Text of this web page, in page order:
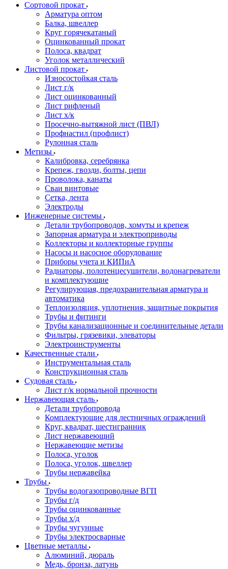
Сортовой прокат
Арматура оптом
Балка, швеллер
Круг горячекатаный
Оцинкованный прокат
Полоса, квадрат
Уголок металлический
Листовой прокат
Износостойкая сталь
Лист г/к
Лист оцинкованный
Лист рифленый
Лист х/к
Просечно-вытяжной лист (ПВЛ)
Профнастил (профлист)
Рулонная сталь
Метизы
Калибровка, серебрянка
Крепеж, гвозди, болты, цепи
Проволока, канаты
Сваи винтовые
Сетка, лента
Электроды
Инженерные системы
Детали трубопроводов, хомуты и крепеж
Запорная арматура и электроприводы
Коллекторы и коллекторные группы
Насосы и насосное оборудование
Приборы учета и КИПиА
Радиаторы, полотенцесушители, водонагреватели
и комплектующие
Регулирующая, предохранительная арматура и
автоматика
Теплоизоляция, уплотнения, защитные покрытия
Трубы и фитинги
Трубы канализационные и соединительные детали
Фильтры, грязевики, элеваторы
Электроинструменты
Качественные стали
Инструментальная сталь
Конструкционная сталь
Судовая сталь
Лист г/к нормальной прочности
Нержавеющая сталь
Детали трубопровода
Комплектующие для лестничных ограждений
Круг, квадрат, шестигранник
Лист нержавеющий
Нержавеющие метизы
Полоса, уголок
Полоса, уголок, швеллер
Трубы нержавейка
Трубы
Трубы водогазопроводные ВГП
Трубы г/д
Трубы оцинкованные
Трубы х/д
Трубы чугунные
Трубы электросварные
Цветные металлы
Алюминий, дюраль
Медь, бронза, латунь